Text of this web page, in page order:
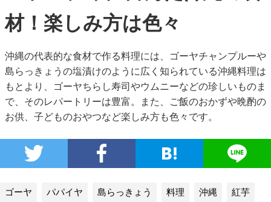
材！楽しみ方は色々
沖縄の代表的な食材で作る料理には、ゴーヤチャンプルーや
島らっきょうの塩漬けのように広く知られている沖縄料理は
もとより、ゴーヤちらし寿司やウムニーなどの珍しいものま
で、そのレパートリーは豊富。また、ご飯のおかずや晩酌の
お供、子どものおやつなど楽しみ方も色々です。
ゴーヤ パパイヤ 島らっきょう 料理 沖縄 紅芋